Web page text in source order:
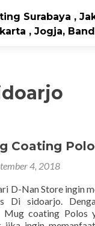
Surabaya ,
, Jogja,
Coating
4, 2018
D-Nan Store ingin
Di sidoarjo.
Mug coating Polos